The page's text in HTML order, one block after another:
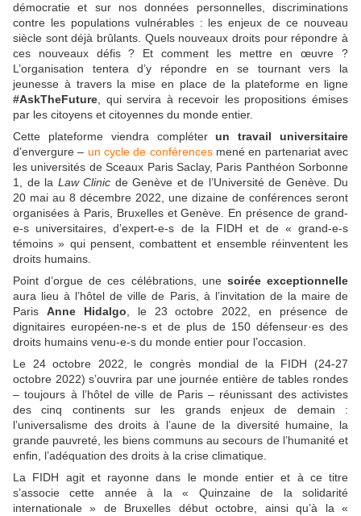
démocratie et sur nos données personnelles, discriminations
contre les populations vulnérables : les enjeux de ce nouveau
siècle sont déjà brûlants. Quels nouveaux droits pour répondre à
ces nouveaux défis ? Et comment les mettre en œuvre ?
L’organisation tentera d’y répondre en se tournant vers la
jeunesse à travers la mise en place de la plateforme en ligne
#AskTheFuture , qui servira à recevoir les propositions émises
par les citoyens et citoyennes du monde entier.
Cette plateforme viendra compléterun travail universitaire
d’envergure – un cycle de conférencesmené en partenariat avec
les universités de Sceaux Paris Saclay, Paris Panthéon Sorbonne
1, de la Law Clinic de Genève et de l’Université de Genève. Du
20 mai au 8 décembre 2022, une dizaine de conférences seront
organisées à Paris, Bruxelles et Genève. En présence de grand-
e-s universitaires, d’expert-e-s de la FIDH et de « grand-e-s
témoins » qui pensent, combattent et ensemble réinventent les
droits humains.
Point d’orgue de ces célébrations, une soirée exceptionnelle
aura lieu à l’hôtel de ville de Paris, à l’invitation de la maire de
Paris Anne Hidalgo , le 23 octobre 2022, en présence de
dignitaires européen-ne-s et de plus de 150 défenseur·es des
droits humains venu-e-s du monde entier pour l’occasion.
Le 24 octobre 2022, le congrès mondial de la FIDH (24-27
octobre 2022) s’ouvrira par une journée entière de tables rondes
– toujours à l’hôtel de ville de Paris – réunissant des activistes
des cinq continents sur les grands enjeux de demain :
l’universalisme des droits à l’aune de la diversité humaine, la
grande pauvreté, les biens communs au secours de l’humanité et
enfin, l’adéquation des droits à la crise climatique.
La FIDH agit et rayonne dans le monde entier et à ce titre
s’associe cette année à la « Quinzaine de la solidarité
internationale » de Bruxelles début octobre, ainsi qu’à la «